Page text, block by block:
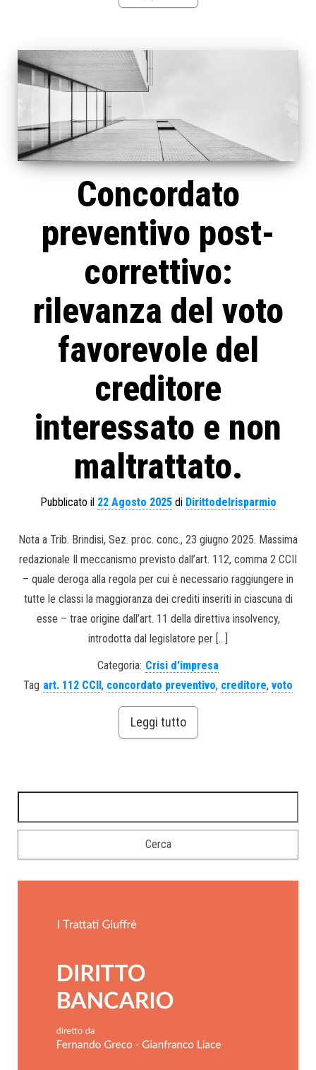
Concordato
preventivo post-
correttivo:
rilevanza del voto
favorevole del
creditore
interessato e non
maltrattato.
Pubblicato il 22 Agosto 2025di Dirittodelrisparmio
Nota a Trib. Brindisi, Sez. proc. conc., 23 giugno 2025. Massima
redazionale Il meccanismo previsto dall’art. 112, comma 2 CCII
– quale deroga alla regola per cui è necessario raggiungere in
tutte le classi la maggioranza dei crediti inseriti in ciascuna di
esse – trae origine dall’art. 11 della direttiva insolvency,
introdotta dal legislatore per […]
Categoria: Crisi d'impresa
Tag art. 112 CCII, concordato preventivo, creditore, voto
Leggi tutto